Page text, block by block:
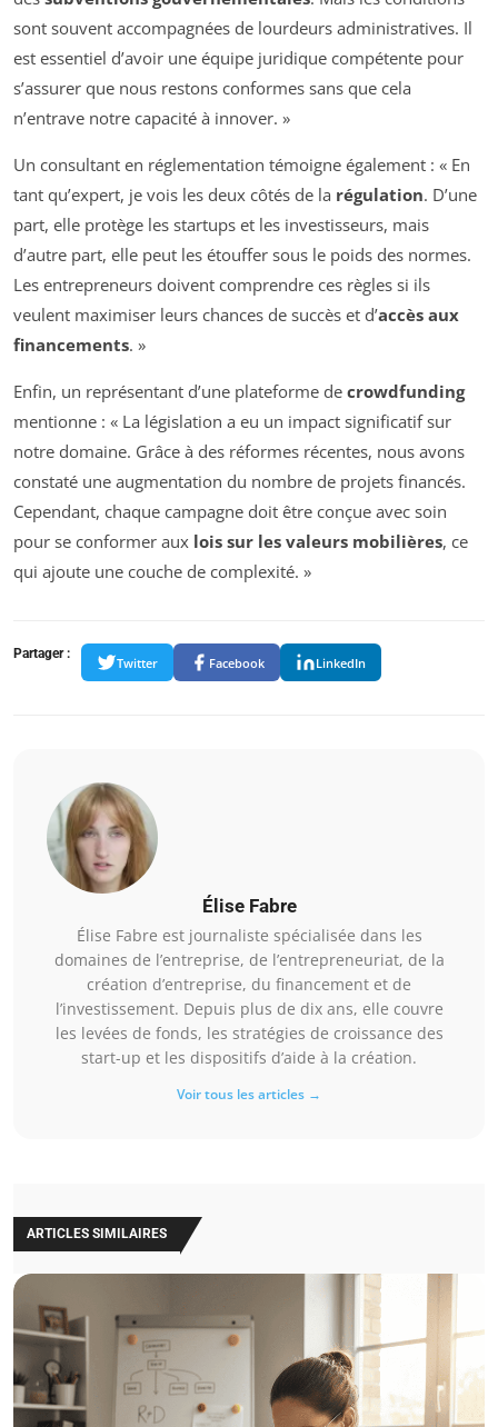
sont souvent accompagnées de lourdeurs administratives. Il
est essentiel d’avoir une équipe juridique compétente pour
s’assurer que nous restons conformes sans que cela
n’entrave notre capacité à innover. »
Un consultant en réglementation témoigne également : « En
tant qu’expert, je vois les deux côtés de la régulation. D’une
part, elle protège les startups et les investisseurs, mais
d’autre part, elle peut les étouffer sous le poids des normes.
Les entrepreneurs doivent comprendre ces règles si ils
veulent maximiser leurs chances de succès et d’accès aux
financements. »
Enfin, un représentant d’une plateforme de crowdfunding
mentionne : « La législation a eu un impact significatif sur
notre domaine. Grâce à des réformes récentes, nous avons
constaté une augmentation du nombre de projets financés.
Cependant, chaque campagne doit être conçue avec soin
pour se conformer aux lois sur les valeurs mobilières, ce
qui ajoute une couche de complexité. »
Partager :
Twitter Facebook LinkedIn
Élise Fabre
Élise Fabre est journaliste spécialisée dans les
domaines de l’entreprise, de l’entrepreneuriat, de la
création d’entreprise, du financement et de
l’investissement. Depuis plus de dix ans, elle couvre
les levées de fonds, les stratégies de croissance des
start-up et les dispositifs d’aide à la création.
Voir tous les articles →
ARTICLES SIMILAIRES